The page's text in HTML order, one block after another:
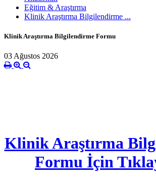
Eğitim & Araştırma
Klinik Araştırma Bilgilendirme ...
Klinik Araştırma Bilgilendirme Formu
03 Ağustos 2026
Klinik Araştırma
Formu İçin